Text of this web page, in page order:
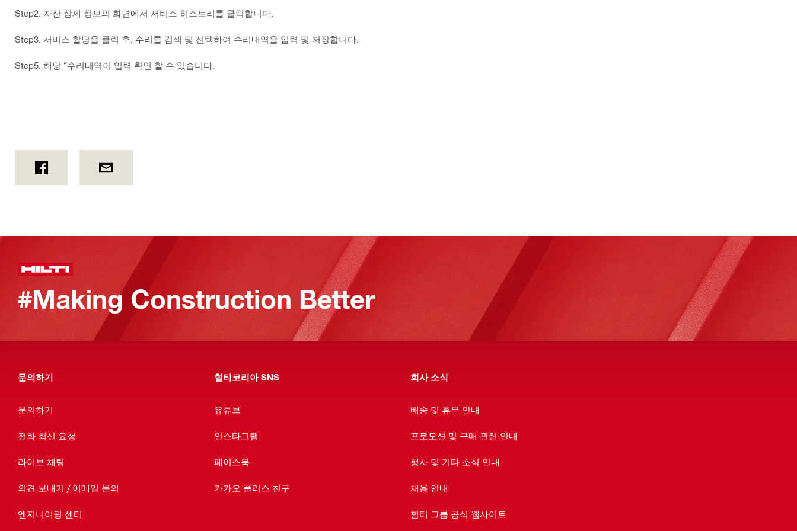
Step2. 자산 상세 정보의 화면에서 서비스 히스토리를 클릭합니다.
Step3. 서비스 할당을 클릭 후, 수리를 검색 및 선택하여 수리내역을 입력 및 저장합니다.
Step5. 해당 “수리내역이 입력 확인 할 수 있습니다.
#Making Construction Better
문의하기
문의하기
전화 회신 요청
라이브 채팅
의견 보내기 / 이메일 문의
엔지니어링 센터
힐티코리아 SNS
유튜브
인스타그램
페이스북
카카오 플러스 친구
회사 소식
배송 및 휴무 안내
프로모션 및 구매 관련 안내
행사 및 기타 소식 안내
채용 안내
힐티 그룹 공식 웹사이트